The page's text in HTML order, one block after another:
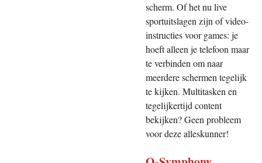
scherm. Of het nu live
sportuitslagen zijn of video-
instructies voor games: je
hoeft alleen je telefoon maar
te verbinden om naar
meerdere schermen tegelijk
te kijken. Multitasken en
tegelijkertijd content
bekijken? Geen probleem
voor deze alleskunner!